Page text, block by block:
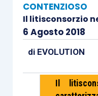
CONTENZIOSO
Il litisconsorzio
6 Agosto 2018
di EVOLUTION
Il